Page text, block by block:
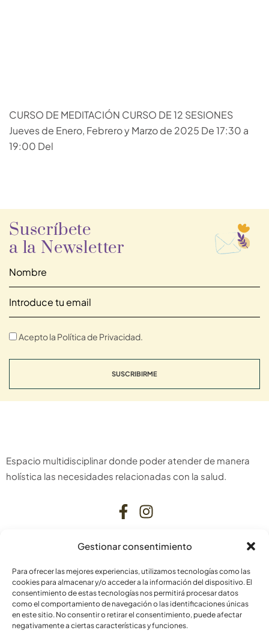
Gestionar consentimiento
Para ofrecer las mejores experiencias, utilizamos tecnologías como las
cookies para almacenar y/o acceder a la información del dispositivo. El
consentimiento de estas tecnologías nos permitirá procesar datos
como el comportamiento de navegación o las identificaciones únicas
en este sitio. No consentir o retirar el consentimiento, puede afectar
negativamente a ciertas características y funciones.
CURSO DE MEDITACIÓN CURSO DE 12 SESIONES
Jueves de Enero, Febrero y Marzo de 2025 De 17:30 a
19:00 Del
Suscríbete
a la Newsletter
Acepto la Política de Privacidad.
SUSCRIBIRME
Espacio multidisciplinar donde poder atender de manera
holística las necesidades relacionadas con la salud.
C. Bardenas Reales, 11, bajo
31006 Pamplona
Navarra